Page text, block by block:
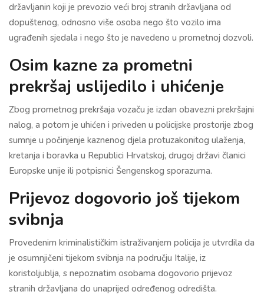
državljanin koji je prevozio veći broj stranih državljana od
dopuštenog, odnosno više osoba nego što vozilo ima
ugrađenih sjedala i nego što je navedeno u prometnoj dozvoli.
Osim kazne za prometni
prekršaj uslijedilo i uhićenje
Zbog prometnog prekršaja vozaču je izdan obavezni prekršajni
nalog, a potom je uhićen i priveden u policijske prostorije zbog
sumnje u počinjenje kaznenog djela protuzakonitog ulaženja,
kretanja i boravka u Republici Hrvatskoj, drugoj državi članici
Europske unije ili potpisnici Šengenskog sporazuma.
Prijevoz dogovorio još tijekom
svibnja
Provedenim kriminalističkim istraživanjem policija je utvrdila da
je osumnjičeni tijekom svibnja na području Italije, iz
koristoljublja, s nepoznatim osobama dogovorio prijevoz
stranih državljana do unaprijed određenog odredišta.